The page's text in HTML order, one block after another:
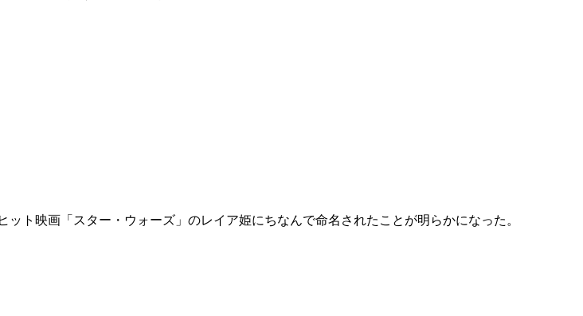
ト映画「スター・ウォーズ」のレイア姫にちなんで命名されたことが明らかになった。